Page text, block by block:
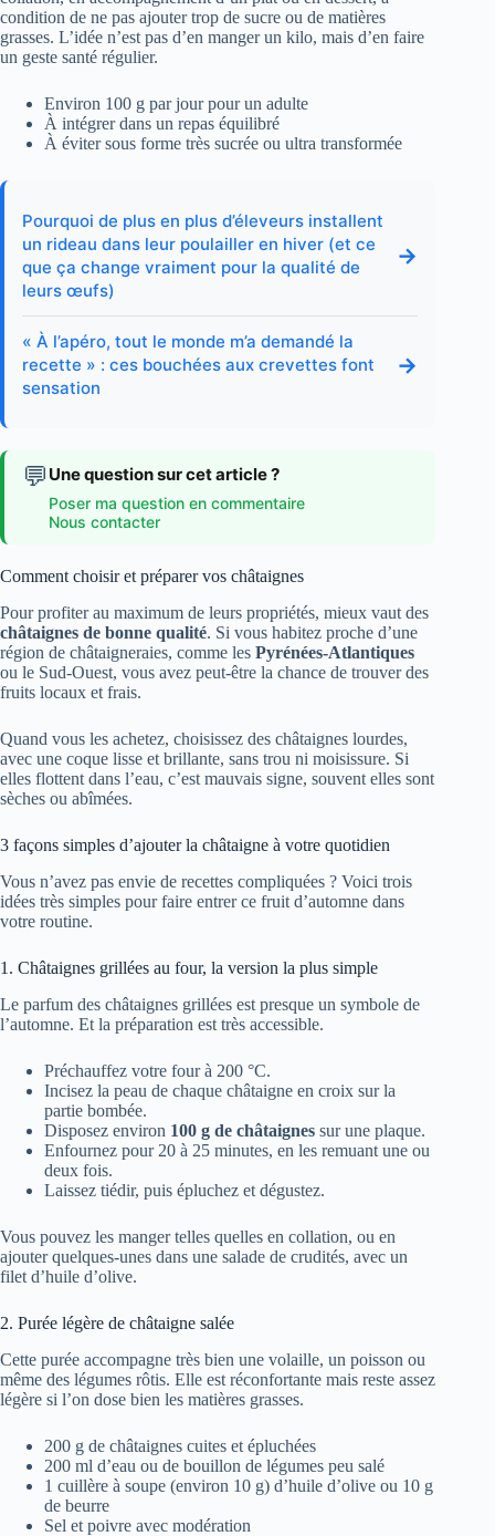
condition de ne pas ajouter trop de sucre ou de matières
grasses. L’idée n’est pas d’en manger un kilo, mais d’en faire
un geste santé régulier.
Environ 100 g par jour pour un adulte
À intégrer dans un repas équilibré
À éviter sous forme très sucrée ou ultra transformée
Pourquoi de plus en plus d’éleveurs installent
un rideau dans leur poulailler en hiver (et ce
que ça change vraiment pour la qualité de
leurs œufs)
→
« À l’apéro, tout le monde m’a demandé la
recette » : ces bouchées aux crevettes font
sensation
→
💬 Une question sur cet article ?
Poser ma question en commentaire
Nous contacter
Comment choisir et préparer vos châtaignes
Pour profiter au maximum de leurs propriétés, mieux vaut des
châtaignes de bonne qualité. Si vous habitez proche d’une
région de châtaigneraies, comme les Pyrénées-Atlantiques
ou le Sud-Ouest, vous avez peut-être la chance de trouver des
fruits locaux et frais.
Quand vous les achetez, choisissez des châtaignes lourdes,
avec une coque lisse et brillante, sans trou ni moisissure. Si
elles flottent dans l’eau, c’est mauvais signe, souvent elles sont
sèches ou abîmées.
3 façons simples d’ajouter la châtaigne à votre quotidien
Vous n’avez pas envie de recettes compliquées ? Voici trois
idées très simples pour faire entrer ce fruit d’automne dans
votre routine.
1. Châtaignes grillées au four, la version la plus simple
Le parfum des châtaignes grillées est presque un symbole de
l’automne. Et la préparation est très accessible.
Préchauffez votre four à 200 °C.
Incisez la peau de chaque châtaigne en croix sur la
partie bombée.
Disposez environ 100 g de châtaignes sur une plaque.
Enfournez pour 20 à 25 minutes, en les remuant une ou
deux fois.
Laissez tiédir, puis épluchez et dégustez.
Vous pouvez les manger telles quelles en collation, ou en
ajouter quelques-unes dans une salade de crudités, avec un
filet d’huile d’olive.
2. Purée légère de châtaigne salée
Cette purée accompagne très bien une volaille, un poisson ou
même des légumes rôtis. Elle est réconfortante mais reste assez
légère si l’on dose bien les matières grasses.
200 g de châtaignes cuites et épluchées
200 ml d’eau ou de bouillon de légumes peu salé
1 cuillère à soupe (environ 10 g) d’huile d’olive ou 10 g
de beurre
Sel et poivre avec modération